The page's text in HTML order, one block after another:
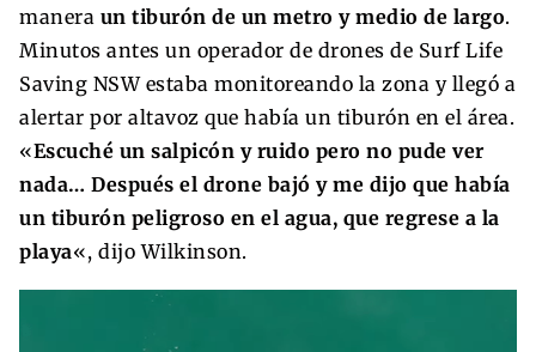
manera un tiburón de un metro y medio de largo.
Minutos antes un operador de drones de Surf Life
Saving NSW estaba monitoreando la zona y llegó a
alertar por altavoz que había un tiburón en el área.
«Escuché un salpicón y ruido pero no pude ver
nada… Después el drone bajó y me dijo que había
un tiburón peligroso en el agua, que regrese a la
playa«, dijo Wilkinson.